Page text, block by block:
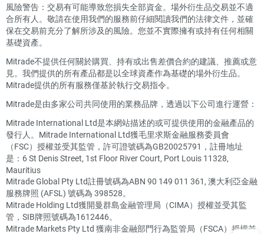
風險警告：交易有可能導致您損失全部資金。場外衍生品交易並不適
合所有人。敬請在使用我們的服務前仔細閱讀我們的法律文件，並確
保在交易前充分了解所涉及的風險。您並不實際擁有或持有任何相關
基礎資產。
Mitrade不提供任何關於購買、持有或出售差價合約的建議、推薦或意
見。我們提供的所有產品都是以全球資產作為基礎的場外衍生品。
Mitrade提供的所有服務僅基於執行交易指令。
Mitrade是由多家公司共同使用的業務品牌，透過以下公司進行運營：
Mitrade International Ltd是本網站描述的或可提供使用的金融產品的
發行人。Mitrade International Ltd獲毛里求斯金融服務委員會
（FSC）授權並受其監管，許可證號碼為GB20025791，註冊地址
是：6 St Denis Street, 1st Floor River Court, Port Louis 11328,
Mauritius
Mitrade Global Pty Ltd註冊號碼為ABN 90 149 011 361, 澳大利亞金融
服務牌照 (AFSL) 號碼為 398528。
Mitrade Holding Ltd獲開曼群島金融管理局（CIMA）授權並受其監
管，SIB牌照號碼為1612446。
Mitrade Markets Pty Ltd 獲南非金融部門行為監管局（FSCA）授權並